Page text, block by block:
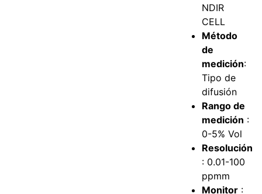
NDIR
CELL
Método
de
medición:
Tipo de
difusión
Rango de
medición :
0-5% Vol
Resolución
: 0.01-100
ppmm
Monitor :